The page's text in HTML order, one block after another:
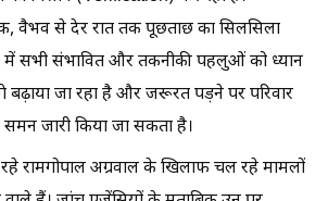
वैभव से देर रात तक पूछताछ का सिलसिला
में सभी संभावित और तकनीकी पहलुओं को ध्यान
जा रहा है और जरूरत पड़ने पर परिवार
जारी किया जा सकता है।
रहे रामगोपाल अग्रवाल के खिलाफ चल रहे मामलों